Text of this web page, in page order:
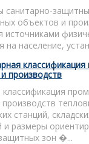
санитарно-
объектов и
источниками
на население,
производств
классификация
станций,
и размеры
зон �...